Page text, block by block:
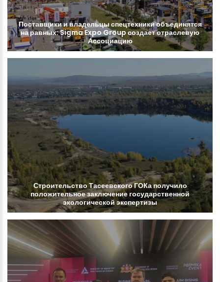
Поставщикиивладельцыспецтехникиобъединятся
наравных:SigmaExpoGroup создаетотраслевую
Ассоциацию
СтроительствоТасеевскогоГОКаполучило
положительноезаключениегосударственной
экологической экспертизы